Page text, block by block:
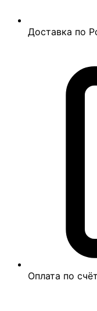
Доставка по
Оплата по